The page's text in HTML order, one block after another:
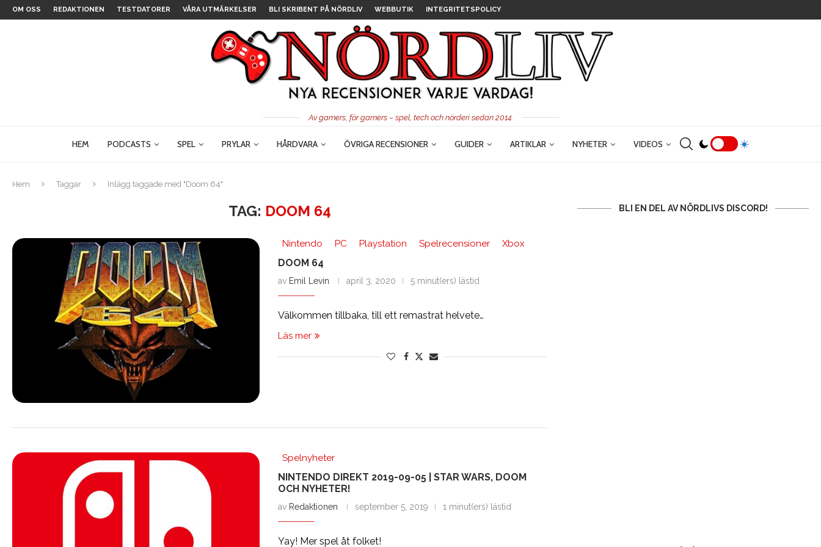
OM OSS REDAKTIONEN TESTDATORER VÅRA UTMÄRKELSER BLI SKRIBENT PÅ NÖRDLIV WEBBUTIK INTEGRITETSPOLICY
Av gamers, för gamers – spel, tech och nörderi sedan 2014.
HEM PODCASTS SPEL PRYLAR HÅRDVARA ÖVRIGA RECENSIONER GUIDER ARTIKLAR NYHETER VIDEOS
Hem Taggar Inlägg taggade med "Doom 64"
TAG: DOOM 64
Nintendo PC Playstation Spelrecensioner Xbox
DOOM 64
av Emil Levin april 3, 2020 5 minut(ers) lästid
Välkommen tillbaka, till ett remastrat helvete…
Läs mer
Spelnyheter
NINTENDO DIREKT 2019-09-05 | STAR WARS, DOOM
OCH NYHETER!
av Redaktionen september 5, 2019 1 minut(ers) lästid
Yay! Mer spel åt folket!
BLI EN DEL AV NÖRDLIVS DISCORD!